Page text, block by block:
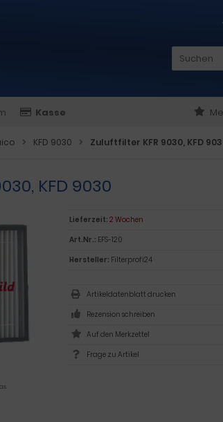
Kasse
KFD 9030 Zuluftfilter KFR 9030, KFD
KFD 9030
Lieferzeit: 2 Wochen
Art.Nr.: EFS-120
Hersteller: Filterprofi24
Artikeldatenblatt drucken
Rezension schreiben
Frage zu Artikel